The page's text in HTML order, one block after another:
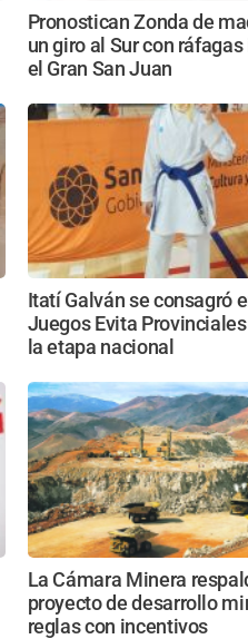
Pronostican Zonda de
un giro al Sur con
el Gran San Juan
Itatí Galván se consagró
Juegos Evita
la etapa nacional
La Cámara Minera
proyecto de desarrollo
reglas con incentivos